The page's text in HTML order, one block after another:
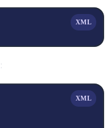
XML
XML